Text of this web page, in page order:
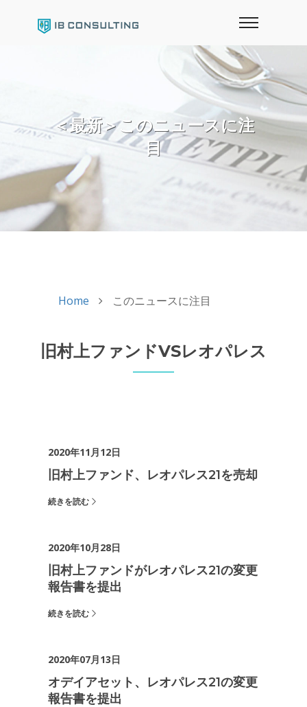
＜最新＞このニュースに注
目
Home このニュースに注目
旧村上ファンドVSレオパレス
2020年11月12日
旧村上ファンド、レオパレス21を売却
続きを読む
2020年10月28日
旧村上ファンドがレオパレス21の変更
報告書を提出
続きを読む
2020年07月13日
オデイアセット、レオパレス21の変更
報告書を提出